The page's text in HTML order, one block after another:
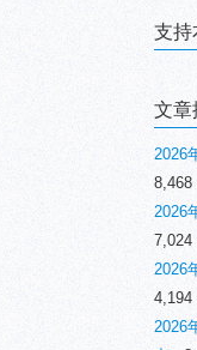
支持
文章
2026
8,468
2026
7,024
2026
4,194
2026